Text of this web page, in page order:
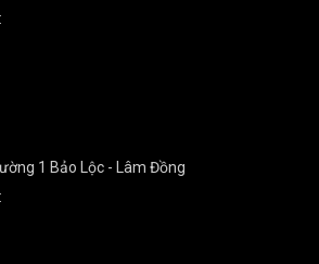
1 Bảo Lộc - Lâm Đồng